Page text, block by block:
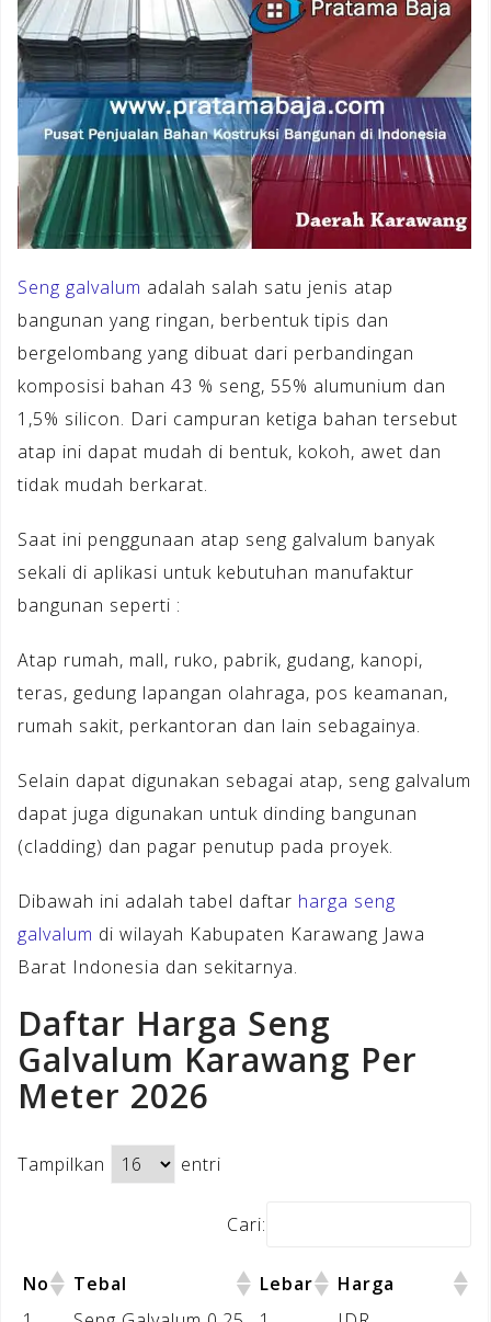
Seng galvalum adalah salah satu jenis atap
bangunan yang ringan, berbentuk tipis dan
bergelombang yang dibuat dari perbandingan
komposisi bahan 43 % seng, 55% alumunium dan
1,5% silicon. Dari campuran ketiga bahan tersebut
atap ini dapat mudah di bentuk, kokoh, awet dan
tidak mudah berkarat.
Saat ini penggunaan atap seng galvalum banyak
sekali di aplikasi untuk kebutuhan manufaktur
bangunan seperti :
Atap rumah, mall, ruko, pabrik, gudang, kanopi,
teras, gedung lapangan olahraga, pos keamanan,
rumah sakit, perkantoran dan lain sebagainya.
Selain dapat digunakan sebagai atap, seng galvalum
dapat juga digunakan untuk dinding bangunan
(cladding) dan pagar penutup pada proyek.
Dibawah ini adalah tabel daftar harga seng
galvalum di wilayah Kabupaten Karawang Jawa
Barat Indonesia dan sekitarnya.
Daftar Harga Seng
Galvalum Karawang Per
Meter 2026
Tampilkan entri
Cari:
No Tebal Lebar
Harga